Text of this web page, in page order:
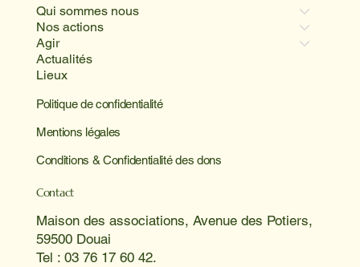
Qui sommes nous
Nos actions
Agir
Actualités
Lieux
Politique de confidentialité
Mentions légales
Conditions & Confidentialité des dons
Contact
Maison des associations, Avenue des Potiers,
59500 Douai
Tel : 03 76 17 60 42.